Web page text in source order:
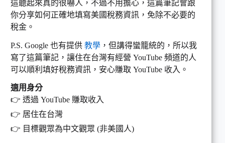
這聽起來真的很嚇人，不過不用擔心，這篇筆記會跟
你分享如何正確地填寫美國稅務資訊，免除不必要的
稅金。
P.S. Google 也有提供 教學 ，但講得蠻籠統的，所以我
寫了這篇筆記，讓住在台灣有經營 YouTube 頻道的人
可以順利填好稅務資訊，安心賺取 YouTube 收入。
適用身分
👉 透過 YouTube 賺取收入
👉 居住在台灣
👉 目標觀眾為中文觀眾 (非美國人)